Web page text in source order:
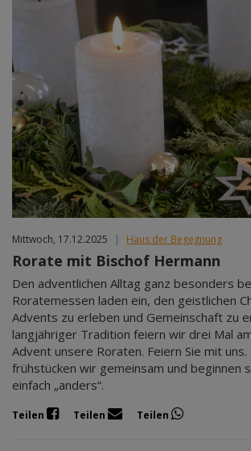
Mittwoch, 17.12.2025 | Haus der Begegnung
Rorate mit Bischof Hermann
Den adventlichen Alltag ganz besonders
Roratemessen laden ein, den geistlichen
Advents zu erleben und Gemeinschaft zu
langjähriger Tradition feiern wir drei Mal
Advent unsere Roraten. Feiern Sie mit uns.
frühstücken wir gemeinsam und beginnen
einfach „anders“.
Teilen Teilen Teilen